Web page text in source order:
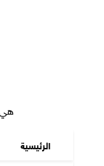
هي
الرئيسية